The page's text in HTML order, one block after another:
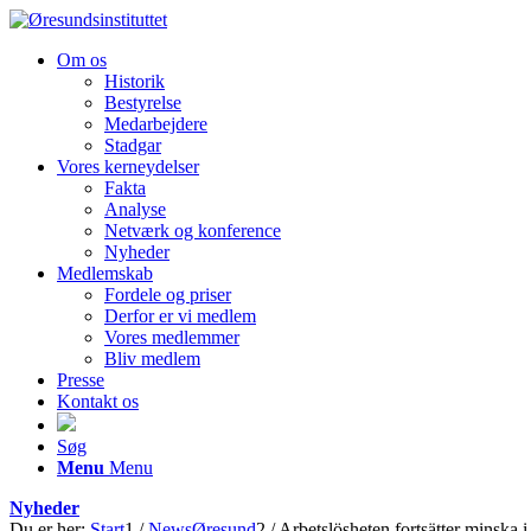
Om os
Historik
Bestyrelse
Medarbejdere
Stadgar
Vores kerneydelser
Fakta
Analyse
Netværk og konference
Nyheder
Medlemskab
Fordele og priser
Derfor er vi medlem
Vores medlemmer
Bliv medlem
Presse
Kontakt os
Søg
Menu Menu
Nyheder